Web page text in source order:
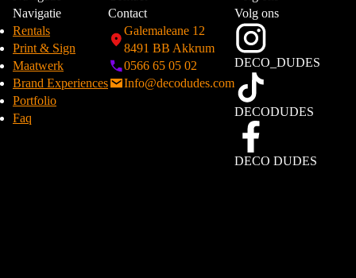
Navigatie
Rentals
Print & Sign
Maatwerk
Brand Experiences
Portfolio
Faq
Contact
Galemaleane 12
8491 BB Akkrum
0566 65 05 02
Info@decodudes.com
Volg ons
DECO_DUDES
DECODUDES
DECO DUDES